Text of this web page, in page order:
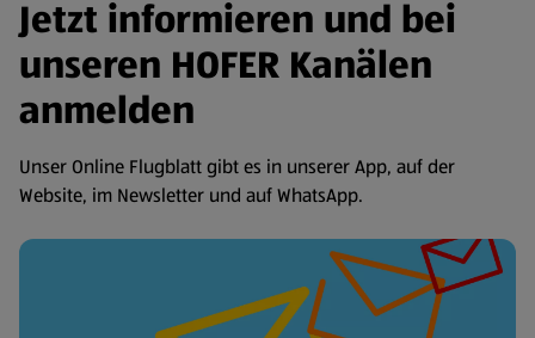
Jetzt informieren und bei
unseren HOFER Kanälen
anmelden
Unser Online Flugblatt gibt es in unserer App, auf der
Website, im Newsletter und auf WhatsApp.